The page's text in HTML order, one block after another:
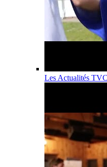
Les Actualités